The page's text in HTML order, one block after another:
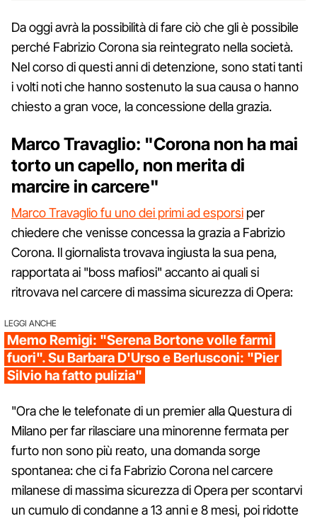
Da oggi avrà la possibilità di fare ciò che gli è possibile
perché Fabrizio Corona sia reintegrato nella società.
Nel corso di questi anni di detenzione, sono stati tanti
i volti noti che hanno sostenuto la sua causa o hanno
chiesto a gran voce, la concessione della grazia.
Marco Travaglio: "Corona non ha mai
torto un capello, non merita di
marcire in carcere"
Marco Travaglio fu uno dei primi ad esporsi per
chiedere che venisse concessa la grazia a Fabrizio
Corona. Il giornalista trovava ingiusta la sua pena,
rapportata ai "boss mafiosi" accanto ai quali si
ritrovava nel carcere di massima sicurezza di Opera:
LEGGI ANCHE
Memo Remigi: "Serena Bortone volle farmi
fuori". Su Barbara D'Urso e Berlusconi: "Pier
Silvio ha fatto pulizia"
"Ora che le telefonate di un premier alla Questura di
Milano per far rilasciare una minorenne fermata per
furto non sono più reato, una domanda sorge
spontanea: che ci fa Fabrizio Corona nel carcere
milanese di massima sicurezza di Opera per scontarvi
un cumulo di condanne a 13 anni e 8 mesi, poi ridotte